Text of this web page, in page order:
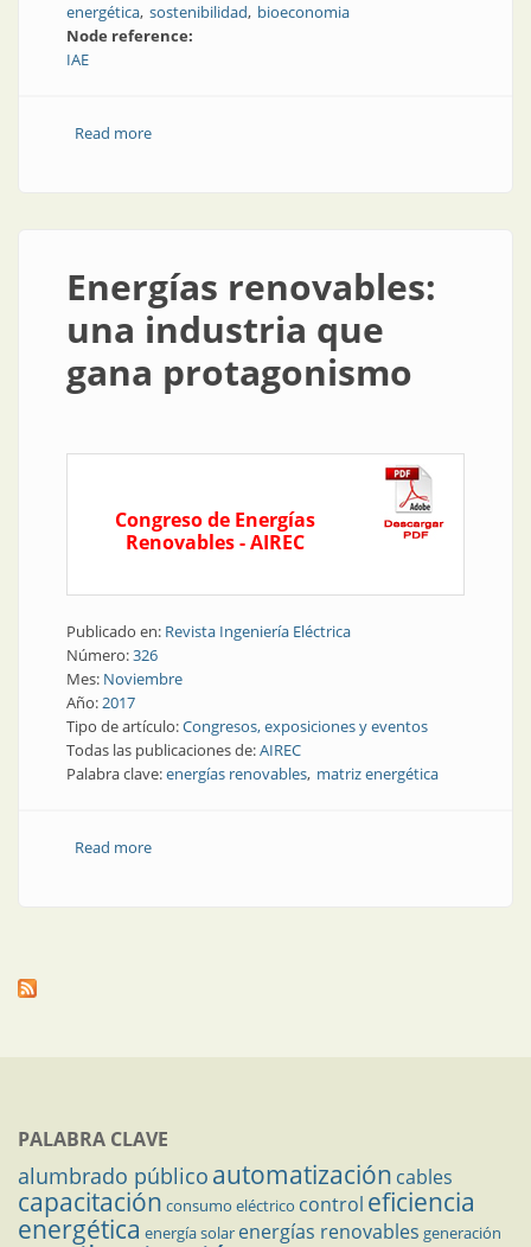
energética sostenibilidad bioeconomia
Node reference:
IAE
Read moreabout Matriz energética 2050 en Argentina
Energías renovables:
una industria que
gana protagonismo
Congreso de Energías
Renovables - AIREC
Publicado en: Revista Ingeniería Eléctrica
Número:326
Mes: Noviembre
Año:2017
Tipo de artículo:Congresos, exposiciones y eventos
Todas las publicaciones de:AIREC
Palabra clave:energías renovables matriz energética
Read moreabout Energías renovables: una industria que gana
PALABRA CLAVE
alumbrado público automatización cables
capacitación consumo eléctrico control eficiencia
energética energía solar energías renovables generación